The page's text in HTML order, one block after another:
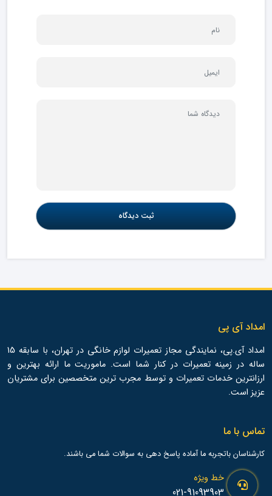
امداد آی پی
امداد آی.پی، نمایندگی مجاز تعمیرات لوازم خانگی در تهران، با سابقه 15
ساله در زمینه تعمیرات در کنار شما است. ماموریت ما ارائه بهترین و
ارزانترین خدمات تعمیرات و توسط مجرب ترین متخصصین برای مشتریان
عزیز است.
تماس با ما
کارشناسان باتجربه ما آماده پاسخ دهی به سوالات شما می باشند.
خط ویژه
021-91093903